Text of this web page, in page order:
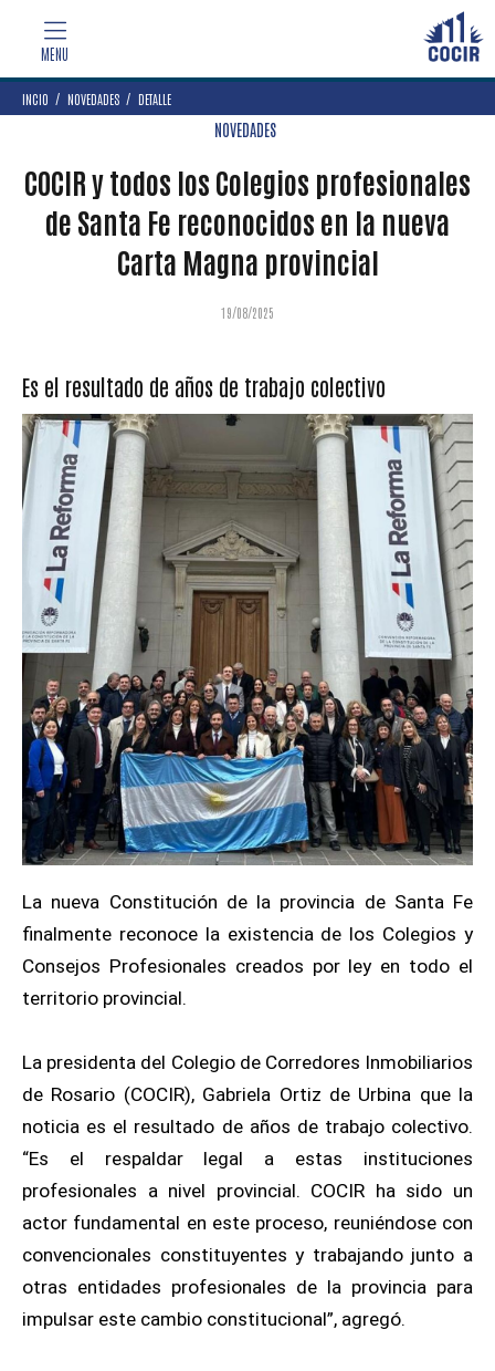
INCIO NOVEDADES DETALLE
NOVEDADES
COCIR y todos los Colegios profesionales
de Santa Fe reconocidos en la nueva
Carta Magna provincial
19/08/2025
Es el resultado de años de trabajo colectivo
La nueva Constitución de la provincia de Santa Fe
finalmente reconoce la existencia de los Colegios y
Consejos Profesionales creados por ley en todo el
territorio provincial.
La presidenta del Colegio de Corredores Inmobiliarios
de Rosario (COCIR), Gabriela Ortiz de Urbina que la
noticia es el resultado de años de trabajo colectivo.
“Es el respaldar legal a estas instituciones
profesionales a nivel provincial. COCIR ha sido un
actor fundamental en este proceso, reuniéndose con
convencionales constituyentes y trabajando junto a
otras entidades profesionales de la provincia para
impulsar este cambio constitucional”, agregó.